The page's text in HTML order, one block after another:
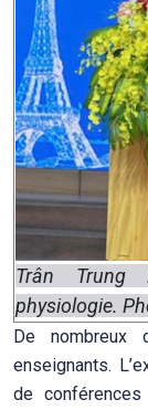
Trân Trung
physiologie.
De nombreux
enseignants.
de